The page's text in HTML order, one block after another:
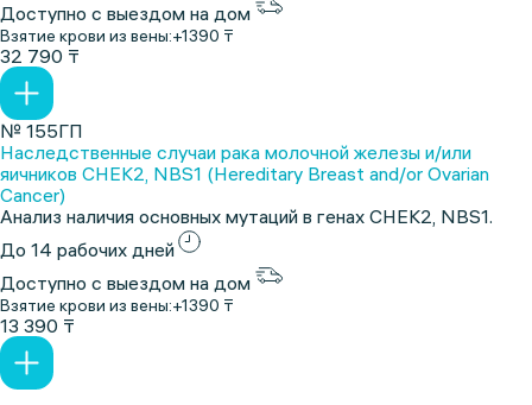
Доступно с выездом на дом
Взятие крови из вены:+1390 ₸
32 790 ₸
№ 155ГП
Наследственные случаи рака молочной железы и/или
яичников CHEK2, NBS1 (Hereditary Breast and/or Ovarian
Cancer)
Анализ наличия основных мутаций в генах CHEK2, NBS1.
До 14 рабочих дней
Доступно с выездом на дом
Взятие крови из вены:+1390 ₸
13 390 ₸